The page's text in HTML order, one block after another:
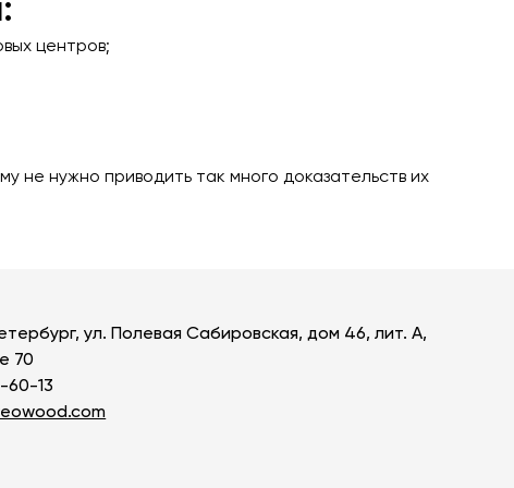
все товары
центров;
не нужно приводить так много доказательств их
ул. Полевая Сабировская, дом 46, лит. А,
70
60-13